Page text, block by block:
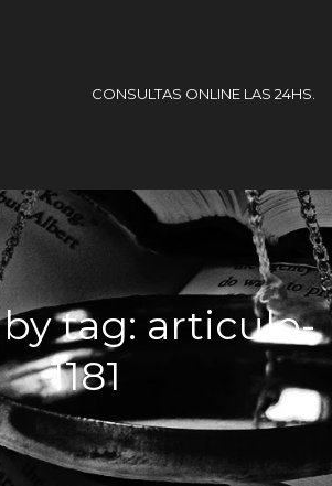
CONSULTAS ONLINE LAS 24HS.
tag: articulo-
1181